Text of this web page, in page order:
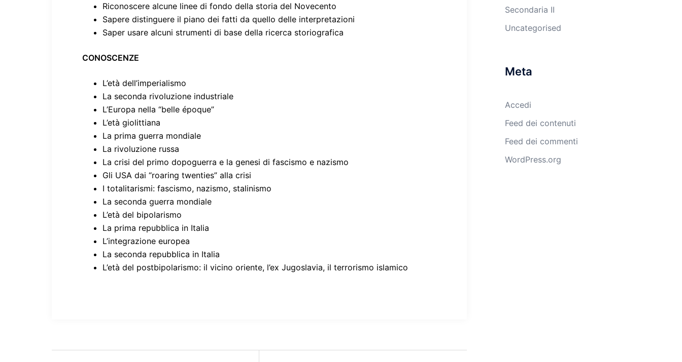
Riconoscere alcune linee di fondo della storia del Novecento
Sapere distinguere il piano dei fatti da quello delle interpretazioni
Saper usare alcuni strumenti di base della ricerca storiografica
CONOSCENZE
L’età dell’imperialismo
La seconda rivoluzione industriale
L’Europa nella “belle époque”
L’età giolittiana
La prima guerra mondiale
La rivoluzione russa
La crisi del primo dopoguerra e la genesi di fascismo e nazismo
Gli USA dai “roaring twenties” alla crisi
I totalitarismi: fascismo, nazismo, stalinismo
La seconda guerra mondiale
L’età del bipolarismo
La prima repubblica in Italia
L’integrazione europea
La seconda repubblica in Italia
L’età del postbipolarismo: il vicino oriente, l’ex Jugoslavia, il terrorismo islamico
Secondaria II
Uncategorised
Meta
Accedi
Feed dei contenuti
Feed dei commenti
WordPress.org